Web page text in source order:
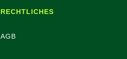
RECHTLICHES
AGB